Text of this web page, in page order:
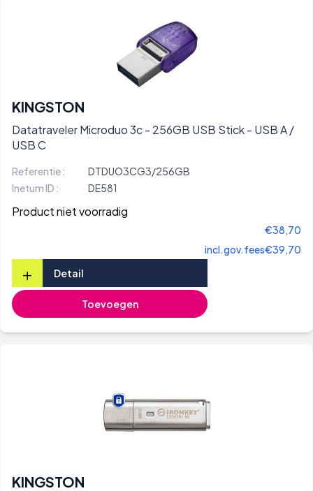
KINGSTON
Datatraveler Microduo 3c - 256GB USB Stick - USB A /
USB C
Referentie :
DTDUO3CG3/256GB
Inetum ID :
DE581
Product niet voorradig
€38,70
incl.gov.fees€39,70
+ Detail
Toevoegen
KINGSTON